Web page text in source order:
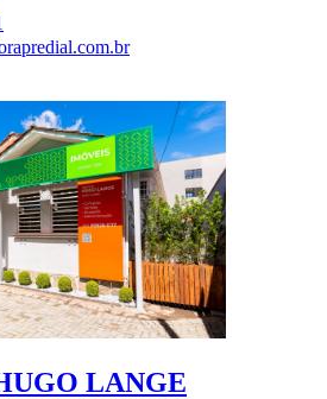
LANGE